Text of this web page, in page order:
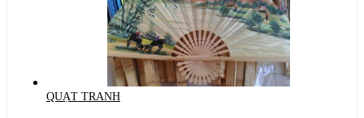
QUẠT TRANH